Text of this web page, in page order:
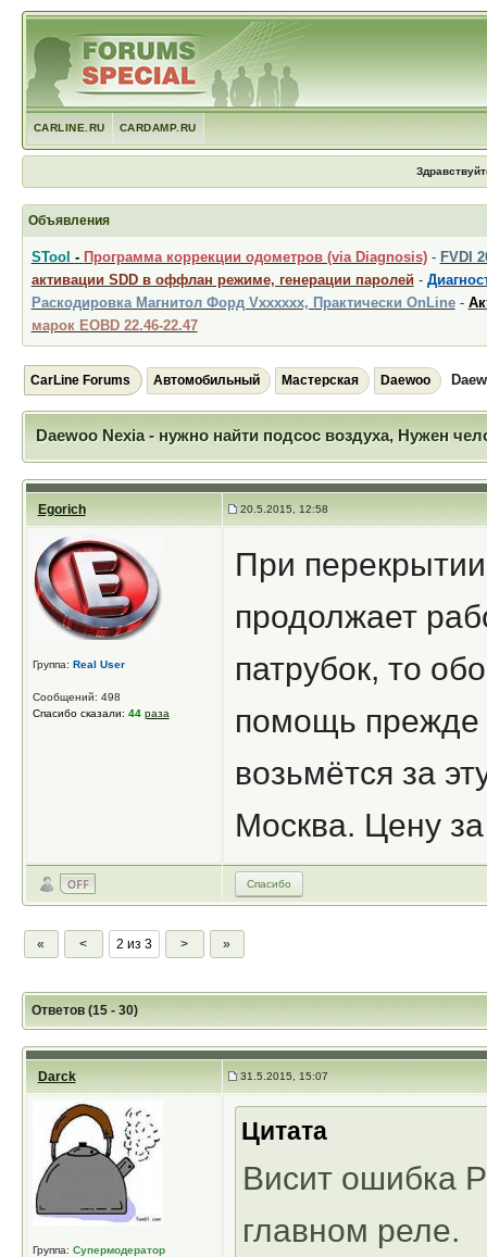
CARLINE.RU CARDAMP.RU
Объявления
STool - Программа коррекции одометров (via Diagnosis)- FVDI
активации SDD в оффлан режиме, генерации паролей -
Раскодировка Магнитол Форд Vxxxxxx, Практически OnLine-
марок EOBD 22.46-22.47
CarLine Forums Автомобильный Мастерская Daewoo
Daewoo Nexia - нужно найти подсос воздуха, Нужен
Egorich 20.5.2015, 12:58
Группа: Real User
Сообщений: 498
Спасибо сказали: 44 раза
При перекрытии
продолжает
патрубок, то
помощь прежде
возьмётся за
Москва. Цену
Спасибо
« < 2 из 3 > »
Ответов (15 - 30)
Darck 31.5.2015, 15:07
Группа: Супермодератор
Цитата
Висит ошибка
главном реле.